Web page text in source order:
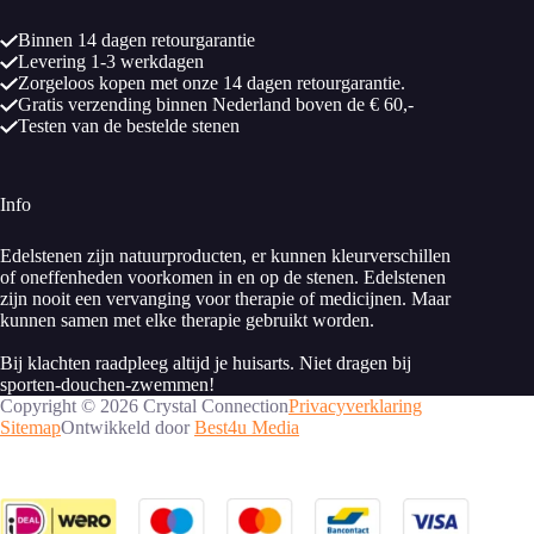
Binnen 14 dagen retourgarantie
Levering 1-3 werkdagen
Zorgeloos kopen met onze 14 dagen retourgarantie.
Gratis verzending binnen Nederland boven de € 60,-
Testen van de bestelde stenen
Info
Edelstenen zijn natuurproducten, er kunnen kleurverschillen
of oneffenheden voorkomen in en op de stenen. Edelstenen
zijn nooit een vervanging voor therapie of medicijnen. Maar
kunnen samen met elke therapie gebruikt worden.
Bij klachten raadpleeg altijd je huisarts. Niet dragen bij
sporten-douchen-zwemmen!
Copyright © 2026 Crystal ConnectionPrivacyverklaring
SitemapOntwikkeld doorBest4u Media